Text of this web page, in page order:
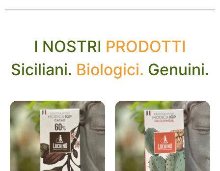
I NOSTRI PRODOTTI
Siciliani. Biologici. Genuini.